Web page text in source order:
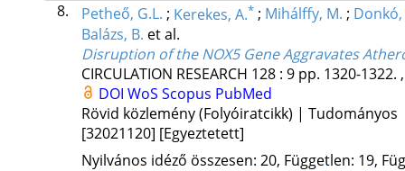
8.
Petheő, G.L. ; Kerekes, A.* ; Mihálffy, M. ; Donkó,
Balázs, B. et al.
Disruption of the NOX5 Gene Aggravates
CIRCULATION RESEARCH 128: 9 pp. 1320-1322.
DOI WoS Scopus PubMed
Rövid közlemény (Folyóiratcikk) | Tudományos
[32021120] [Egyeztetett]
Nyilvános idéző összesen: 20, Független: 19,